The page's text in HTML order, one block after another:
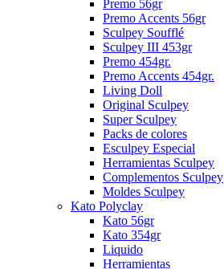
Premo 56gr
Premo Accents 56gr
Sculpey Soufflé
Sculpey III 453gr
Premo 454gr.
Premo Accents 454gr.
Living Doll
Original Sculpey
Super Sculpey
Packs de colores
Esculpey Especial
Herramientas Sculpey
Complementos Sculpey
Moldes Sculpey
Kato Polyclay
Kato 56gr
Kato 354gr
Liquido
Herramientas